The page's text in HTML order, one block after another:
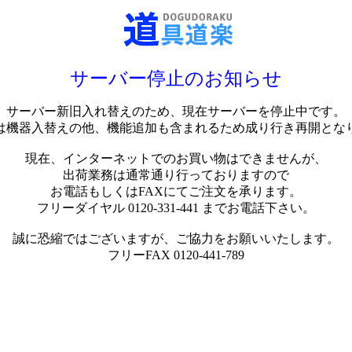
サーバー停止のお知らせ
サーバー新旧入れ替えのため、現在サーバーを停止中です。
機器入替えの他、機能追加も含まれるため成り行き再開とな
現在、インターネットでのお買い物はできませんが、
出荷業務は通常通り行っておりますので
お電話もしくはFAXにてご注文を承ります。
フリーダイヤル 0120-331-441 までお電話下さい。
誠に恐縮ではございますが、ご協力をお願いいたします。
フリーFAX 0120-441-789